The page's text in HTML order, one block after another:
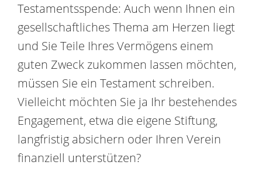
Testamentsspende: Auch wenn Ihnen ein
gesellschaftliches Thema am Herzen liegt
und Sie Teile Ihres Vermögens einem
guten Zweck zukommen lassen möchten,
müssen Sie ein Testament schreiben.
Vielleicht möchten Sie ja Ihr bestehendes
Engagement, etwa die eigene Stiftung,
langfristig absichern oder Ihren Verein
finanziell unterstützen?